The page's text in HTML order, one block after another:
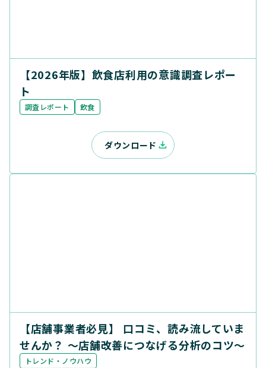
【2026年版】飲食店利用の意識調査レポー
ト
調査レポート 飲食
ダウンロード
【店舗事業者必見】 口コミ、読み流していま
せんか？ ～店舗改善につなげる分析のコツ～
トレンド・ノウハウ